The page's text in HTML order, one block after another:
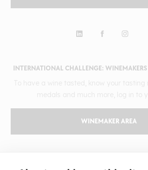
INTERNATIONAL CHALLENGE:
WINEMAKER AREA